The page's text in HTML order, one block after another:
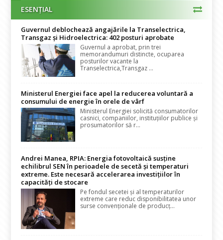
ESENȚIAL
Guvernul deblochează angajările la Transelectrica,
Transgaz și Hidroelectrica: 402 posturi aprobate
Guvernul a aprobat, prin trei
memorandumuri distincte, ocuparea
posturilor vacante la
Transelectrica,Transgaz ...
Ministerul Energiei face apel la reducerea voluntară a
consumului de energie în orele de vârf
Ministerul Energiei solicită consumatorilor
casnici, companiilor, instituțiilor publice și
prosumatorilor să r...
Andrei Manea, RPIA: Energia fotovoltaică susține
echilibrul SEN în perioadele de secetă și temperaturi
extreme. Este necesară accelerarea investițiilor în
capacități de stocare
Pe fondul secetei și al temperaturilor
extreme care reduc disponibilitatea unor
surse convenționale de producț...